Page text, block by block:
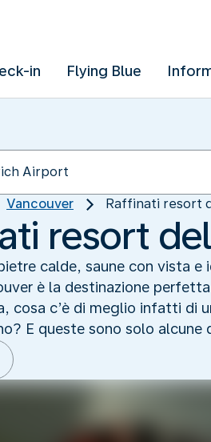
in Flying Blue
Vancouver Raffinati resort
resort
calde, saune con vista
è la destinazione
cosa c’è di meglio infatti di
E queste sono solo alcune